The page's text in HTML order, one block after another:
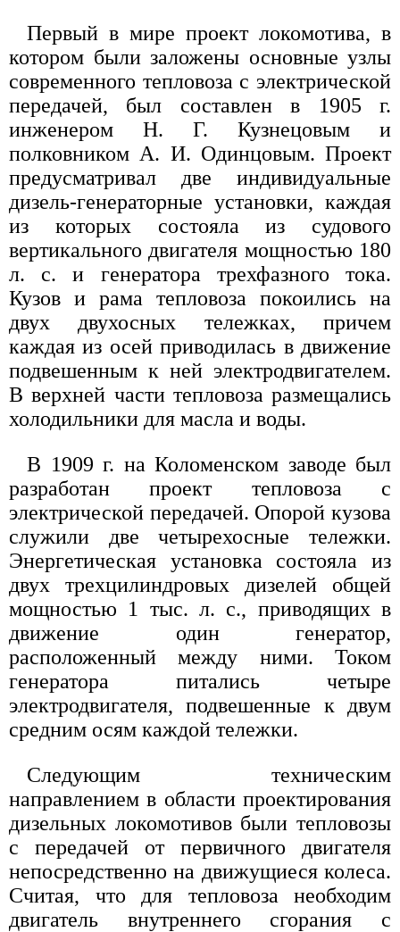
Первый в мире проект локомотива, в
котором были заложены основные узлы
современного тепловоза с электрической
передачей, был составлен в 1905 г.
инженером Н. Г. Кузнецовым и
полковником А. И. Одинцовым. Проект
предусматривал две индивидуальные
дизель-генераторные установки, каждая
из которых состояла из судового
вертикального двигателя мощностью 180
л. с. и генератора трехфазного тока.
Кузов и рама тепловоза покоились на
двух двухосных тележках, причем
каждая из осей приводилась в движение
подвешенным к ней электродвигателем.
В верхней части тепловоза размещались
холодильники для масла и воды.
В 1909 г. на Коломенском заводе был
разработан проект тепловоза с
электрической передачей. Опорой кузова
служили две четырехосные тележки.
Энергетическая установка состояла из
двух трехцилиндровых дизелей общей
мощностью 1 тыс. л. с., приводящих в
движение один генератор,
расположенный между ними. Током
генератора питались четыре
электродвигателя, подвешенные к двум
средним осям каждой тележки.
Следующим техническим
направлением в области проектирования
дизельных локомотивов были тепловозы
с передачей от первичного двигателя
непосредственно на движущиеся колеса.
Считая, что для тепловоза необходим
двигатель внутреннего сгорания с